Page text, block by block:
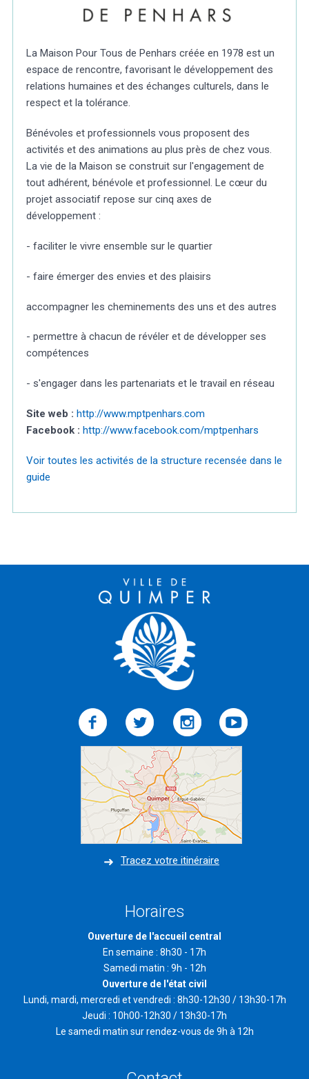
La Maison Pour Tous de Penhars créée en 1978 est un
espace de rencontre, favorisant le développement des
relations humaines et des échanges culturels, dans le
respect et la tolérance.
Bénévoles et professionnels vous proposent des
activités et des animations au plus près de chez vous.
La vie de la Maison se construit sur l'engagement de
tout adhérent, bénévole et professionnel. Le cœur du
projet associatif repose sur cinq axes de
développement :
- faciliter le vivre ensemble sur le quartier
- faire émerger des envies et des plaisirs
accompagner les cheminements des uns et des autres
- permettre à chacun de révéler et de développer ses
compétences
- s'engager dans les partenariats et le travail en réseau
Site web : http://www.mptpenhars.com
Facebook : http://www.facebook.com/mptpenhars
Voir toutes les activités de la structure recensée dans le
guide
Tracez votre itinéraire
Horaires
Ouverture de l'accueil central
En semaine : 8h30 - 17h
Samedi matin : 9h - 12h
Ouverture de l'état civil
Lundi, mardi, mercredi et vendredi : 8h30-12h30 / 13h30-17h
Jeudi : 10h00-12h30 / 13h30-17h
Le samedi matin sur rendez-vous de 9h à 12h